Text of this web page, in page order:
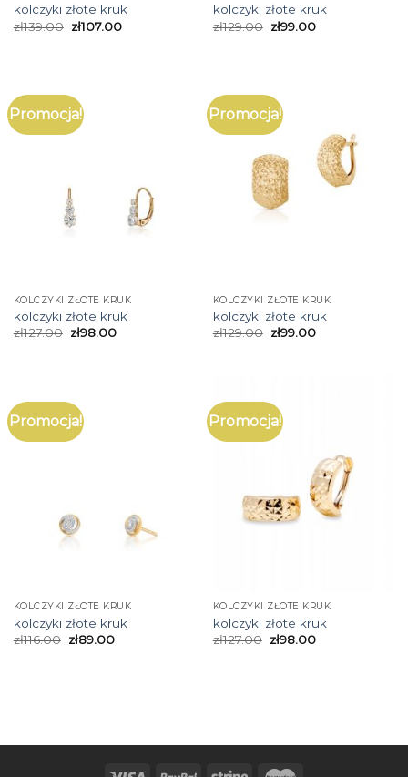
kolczyki złote kruk
zł139.00 zł107.00
kolczyki złote kruk
zł129.00 zł99.00
Promocja!
KOLCZYKI ZŁOTE KRUK
kolczyki złote kruk
zł127.00 zł98.00
Promocja!
KOLCZYKI ZŁOTE KRUK
kolczyki złote kruk
zł129.00 zł99.00
Promocja!
KOLCZYKI ZŁOTE KRUK
kolczyki złote kruk
zł116.00 zł89.00
Promocja!
KOLCZYKI ZŁOTE KRUK
kolczyki złote kruk
zł127.00 zł98.00